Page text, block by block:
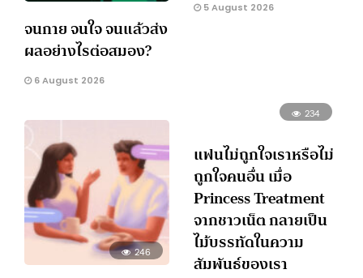
จนกาย จนใจ จนแล้วส่ง
ผลอย่างไรต่อสมอง?
6 August 2026
5 August 2026
246
234
แฟนไม่ถูกใจเราหรือไม่
ถูกใจคนอื่น เมื่อ
Princess Treatment
จากชาวเน็ต กลายเป็น
ไม้บรรทัดในความ
สัมพันธ์ของเรา